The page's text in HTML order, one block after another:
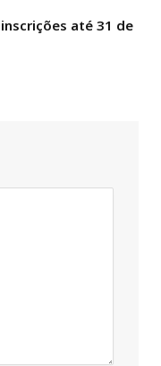
até 31 de